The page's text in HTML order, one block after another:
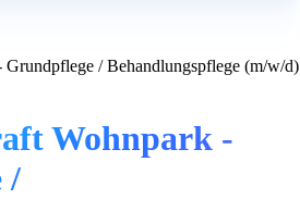
/ Behandlungspflege (m/w/d)
Wohnpark -
/